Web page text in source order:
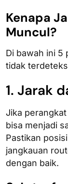
Kenapa
Muncul​?
Di bawah ini 5
tidak
1. Jarak
Jika
bisa menjadi
Pastikan
jangkauan
dengan baik.